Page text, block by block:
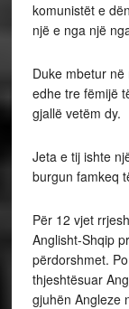
komunistët e
një e nga një
Duke mbetur
edhe tre fëmijë
gjallë vetëm dy.
Jeta e tij ishte
burgun famkeq
Për 12 vjet
Anglisht-Shqip
përdorshmet.
thjeshtësuar
gjuhën Angleze